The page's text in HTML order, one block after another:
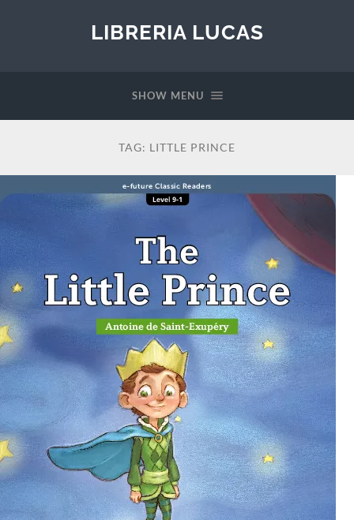
LIBRERIA LUCAS
SHOW MENU
TAG: LITTLE PRINCE